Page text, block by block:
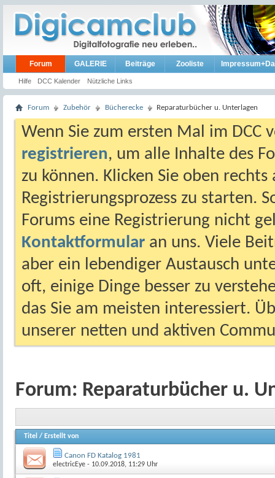
Forum
Hilfe DCC Kalender Nützliche Links
GALERIE Beiträge Zooliste
Forum Zubehör Bücherecke Reparaturbücher u. Unterlagen
Wenn Sie zum ersten Mal im DCC
registrieren, um alle Inhalte des
zu können. Klicken Sie oben
Registrierungsprozess zu starten.
Forums eine Registrierung nicht
Kontaktformular an uns. Viele
aber ein lebendiger Austausch
oft, einige Dinge besser zu
das Sie am meisten interessiert.
unserer netten und aktiven
Forum: Reparaturbücher u.
Titel / Erstellt von
Canon FD Katalog 1981
electricEye - 10.09.2018, 11:29 Uhr